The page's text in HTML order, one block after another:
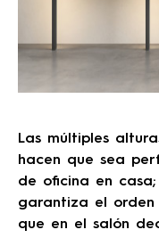
Las múltiples
hacen que sea
de oficina en
garantiza el orden
que en el salón